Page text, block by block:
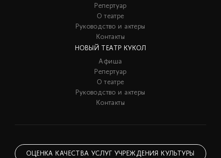
Репертуар
О театре
Руководство и актеры
Контакты
НОВЫЙ ТЕАТР КУКОЛ
Афиша
Репертуар
О театре
Руководство и актеры
Контакты
ОЦЕНКА КАЧЕСТВА УСЛУГ УЧРЕЖДЕНИЯ КУЛЬТУРЫ